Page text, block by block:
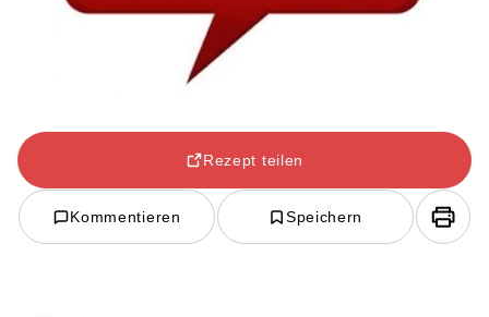
Rezept teilen
Kommentieren Speichern